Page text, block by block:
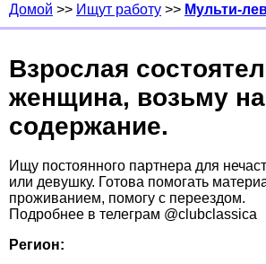
Домой >> Ищут работу >> Мульти-
Взрослая
женщина, возьму на
содержание.
Ищу постоянного партнера для
или девушку. Готова помогать
проживанием, помогу с переездом.
Подробнее в телеграм @clubclassica
Регион: